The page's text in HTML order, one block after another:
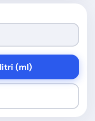
(ml)